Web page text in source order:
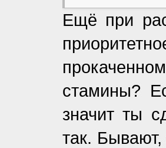
Ещё при
стамины?
значит ты
так.